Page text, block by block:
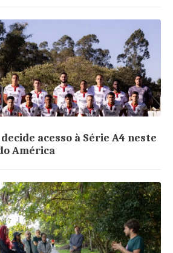
acesso à Série A4 neste
América